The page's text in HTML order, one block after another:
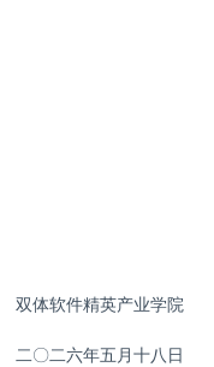
双体软件精英产业学院
二〇二六年五月十八日